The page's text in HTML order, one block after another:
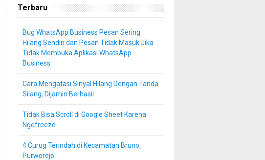
Terbaru
Bug WhatsApp Business Pesan Sering
Hilang Sendiri dan Pesan Tidak Masuk Jika
Tidak Membuka Aplikasi WhatsApp
Business
Cara Mengatasi Sinyal Hilang Dengan Tanda
Silang, Dijamin Berhasil
Tidak Bisa Scroll di Google Sheet Karena
Ngefreeze
4 Curug Terindah di Kecamatan Bruno,
Purworejo